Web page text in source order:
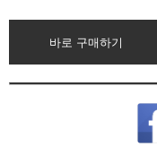
바로 구매하기